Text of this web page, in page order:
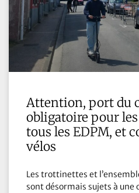
Attention, port du
obligatoire pour
tous les EDPM, et
vélos
Les trottinettes et
sont désormais sujets à une